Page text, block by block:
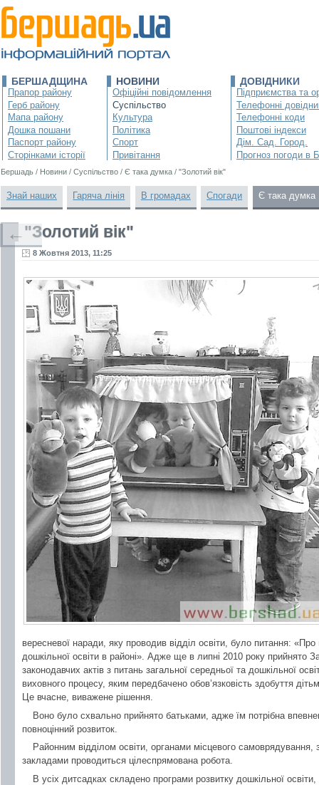
БЕРШАДЩИНА
Прапор району
Герб району
Мапа району
Дошка пошани
Паспорт району
Сторінками історії
НОВИНИ
Офіційні повідомлення
Суспільство
Культура
Політика
Спорт
Привітання
ДОВІДНИКИ
Підприємства та
Телефонні
Телефонні коди
Поштові індекси
Дім. Сад. Город.
Прогноз погоди в
Бершадь / Новини / Суспільство / Є така думка / "Золотий вік"
Знай наших Гаряча лінія В громадах Спогади Є така думка
"Золотий вік"
8 Жовтня 2013, 11:25
вересневої наради, яку проводив відділ освіти, було питання:
дошкільної освіти в районі». Адже ще в липні 2010 року прийнято
законодавчих актів з питань загальної середньої та дошкільної
виховного процесу, яким передбачено обов’язковість здобуття
Це вчасне, виважене рішення.
Воно було схвально прийнято батьками, адже їм потрібна
повноцінний розвиток.
Районним відділом освіти, органами місцевого
закладами проводиться цілеспрямована робота.
В усіх дитсадках складено програми розвитку дошкільної
←